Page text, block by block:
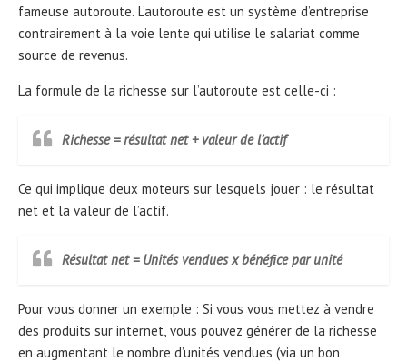
fameuse autoroute. L’autoroute est un système d’entreprise
contrairement à la voie lente qui utilise le salariat comme
source de revenus.
La formule de la richesse sur l’autoroute est celle-ci :
Richesse = résultat net + valeur de l’actif
Ce qui implique deux moteurs sur lesquels jouer : le résultat
net et la valeur de l’actif.
Résultat net = Unités vendues x bénéfice par unité
Pour vous donner un exemple : Si vous vous mettez à vendre
des produits sur internet, vous pouvez générer de la richesse
en augmentant le nombre d’unités vendues (via un bon